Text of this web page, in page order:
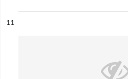
n°
11